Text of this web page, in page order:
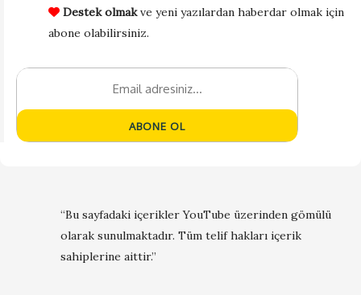
Destek olmakve yeni yazılardan haberdar olmak için
abone olabilirsiniz.
“Bu sayfadaki içerikler YouTube üzerinden gömülü
olarak sunulmaktadır. Tüm telif hakları içerik
sahiplerine aittir.”